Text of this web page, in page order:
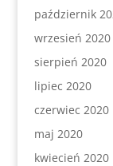
październik
wrzesień 2020
sierpień 2020
lipiec 2020
czerwiec 2020
maj 2020
kwiecień 2020